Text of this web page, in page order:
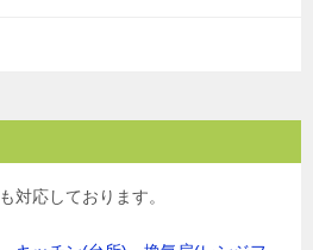
も対応しております。